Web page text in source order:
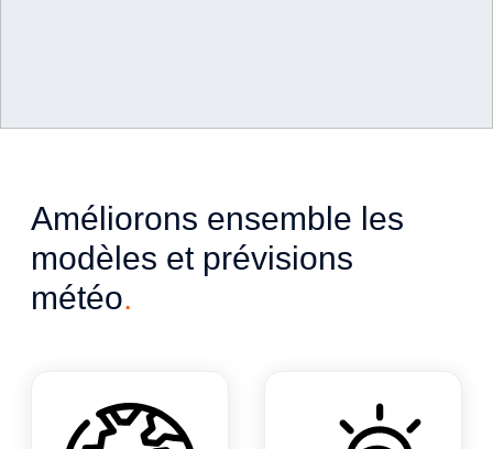
Netatmo.
Réseau mondial de Stations Météo Intelligentes.
Améliorons ensemble les
modèles et prévisions
météo.